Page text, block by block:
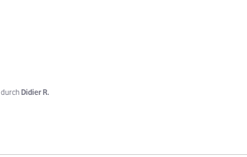
durch Didier R.